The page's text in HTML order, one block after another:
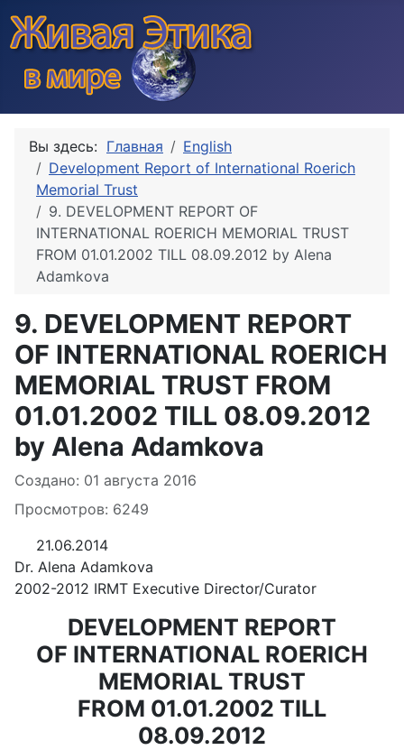
Вы здесь: Главная
English
Development Report of International Roerich
Memorial Trust
9. DEVELOPMENT REPORT OF
INTERNATIONAL ROERICH MEMORIAL TRUST
FROM 01.01.2002 TILL 08.09.2012 by Alena
Adamkova
9. DEVELOPMENT REPORT
OF INTERNATIONAL ROERICH
MEMORIAL TRUST FROM
01.01.2002 TILL 08.09.2012
by Alena Adamkova
Информация о материале
Создано: 01 августа 2016
Просмотров: 6249
21.06.2014
Dr. Alena Adamkova
2002-2012 IRMT Executive Director/Curator
DEVELOPMENT REPORT
OF INTERNATIONAL ROERICH
MEMORIAL TRUST
FROM 01.01.2002 TILL
08.09.2012